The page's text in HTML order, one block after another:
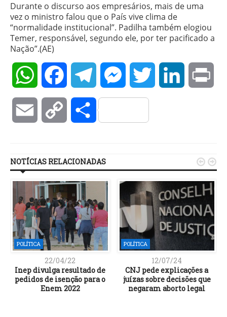
Durante o discurso aos empresários, mais de uma
vez o ministro falou que o País vive clima de
“normalidade institucional”. Padilha também elogiou
Temer, responsável, segundo ele, por ter pacificado a
Nação”.(AE)
WhatsAppFacebookTelegramMessengerTwitter LinkedIn
Email Copy Compartilhar
NOTÍCIAS RELACIONADAS
POLÍTICA
22/04/22
Inep divulga resultado de
pedidos de isenção para o
Enem 2022
POLÍTICA
12/07/24
CNJ pede explicações a
juízas sobre decisões que
negaram aborto legal
 